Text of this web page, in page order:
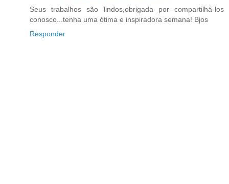
Seus trabalhos são lindos,obrigada por compartilhá-los
conosco...tenha uma ótima e inspiradora semana! Bjos
Responder